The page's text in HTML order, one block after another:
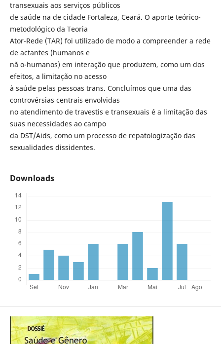
transexuais aos serviços públicos
de saúde na de cidade Fortaleza, Ceará. O aporte teórico-
metodológico da Teoria
Ator-Rede (TAR) foi utilizado de modo a compreender a rede
de actantes (humanos e
nã o-humanos) em interação que produzem, como um dos
efeitos, a limitação no acesso
à saúde pelas pessoas trans. Concluímos que uma das
controvérsias centrais envolvidas
no atendimento de travestis e transexuais é a limitação das
suas necessidades ao campo
da DST/Aids, como um processo de repatologização das
sexualidades dissidentes.
Downloads